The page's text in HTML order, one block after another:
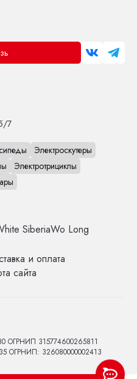
7
Электроскутеры
Электротрициклы
SiberiaWo Long
и оплата
сайта
ОГРНИП 315774600265811
ОГРНИП: 326080000002413